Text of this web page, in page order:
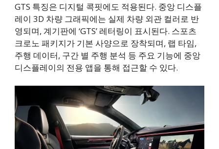
GTS 특징은 디지털 콕핏에도 적용된다. 중앙 디스플
레이 3D 차량 그래픽에는 실제 차량 외관 컬러로 반
영되며, 계기판에 ‘GTS’ 레터링이 표시된다. 스포츠
크로노 패키지가 기본 사양으로 장착되며, 랩 타임,
주행 데이터, 구간 별 주행 분석 등 주요 기능에 중앙
디스플레이의 전용 앱을 통해 접근할 수 있다.